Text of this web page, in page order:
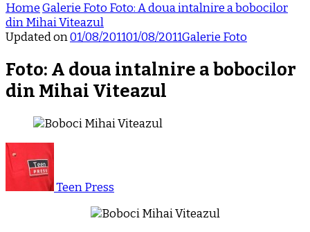
HomeGalerie Foto Foto: A doua intalnire a bobocilor
din Mihai Viteazul
Updated on01/08/201101/08/2011Galerie Foto
Foto: A doua intalnire a bobocilor
din Mihai Viteazul
Teen Press